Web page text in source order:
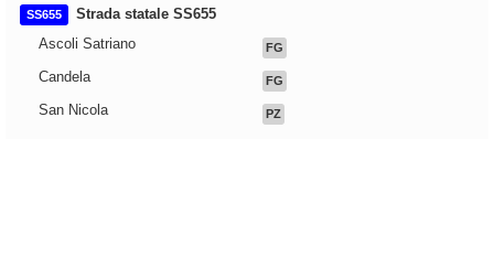
SS655
Strada statale SS655
Ascoli Satriano
FG
Candela FG
San Nicola PZ